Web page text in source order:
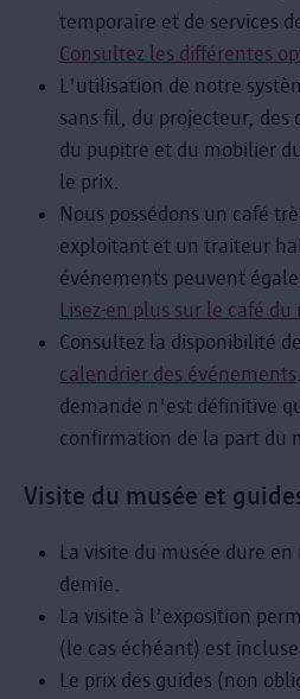
temporaire et de services
Consultez les différentes
L'utilisation de notre
sans fil, du projecteur, des
du pupitre et du mobilier
le prix.
Nous possédons un café
exploitant et un traiteur
événements peuvent
Lisez-en plus sur le café
Consultez la disponibilité
calendrier des événements
demande n'est définitive
confirmation de la part du
Visite du musée et
La visite du musée dure
demie.
La visite à l'exposition
(le cas échéant) est
Le prix des guides (non